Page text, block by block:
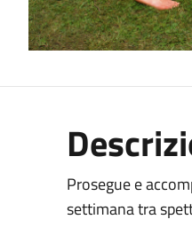
Prosegue e
settimana tra